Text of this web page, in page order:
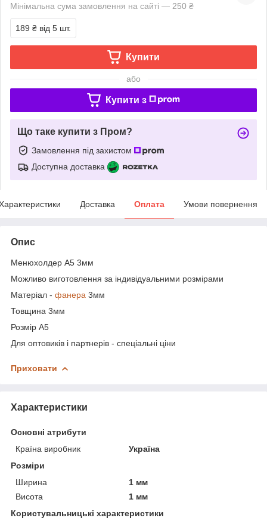
Мінімальна сума замовлення на сайті — 250 ₴
189 ₴ від 5 шт.
Купити
або
Купити з
Що таке купити з Пром?
Замовлення під захистом
Доступна доставка
Доставка Оплата Умови повернення
Опис
Менюхолдер А5 3мм
Можливо виготовлення за індивідуальними розмірами
Матеріал - фанера 3мм
Товщина 3мм
Розмір А5
Для оптовиків і партнерів - спеціальні ціни
Приховати
Характеристики
Основні атрибути
Країна виробник
Україна
Розміри
Ширина
1 мм
Висота
1 мм
Користувальницькі характеристики